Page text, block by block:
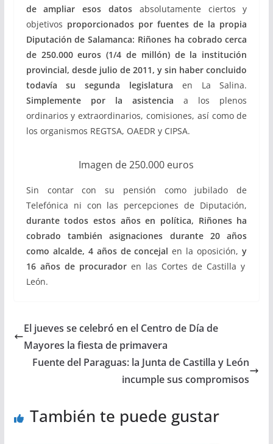
de ampliar esos datos absolutamente ciertos y
objetivos proporcionados por fuentes de la propia
Diputación de Salamanca: Riñones ha cobrado cerca
de 250.000 euros (1/4 de millón) de la institución
provincial, desde julio de 2011, y sin haber concluido
todavía su segunda legislatura en La Salina.
Simplemente por la asistencia a los plenos
ordinarios y extraordinarios, comisiones, así como de
los organismos REGTSA, OAEDR y CIPSA.
Imagen de 250.000 euros
Sin contar con su pensión como jubilado de
Telefónica ni con las percepciones de Diputación,
durante todos estos años en política, Riñones ha
cobrado también asignaciones durante 20 años
como alcalde, 4 años de concejal en la oposición,y
16 años de procuradoren las Cortes de Castilla y
León.
El jueves se celebró en el Centro de Día de
Mayores la fiesta de primavera
Fuente del Paraguas: la Junta de Castilla y León
incumple sus compromisos
También te puede gustar